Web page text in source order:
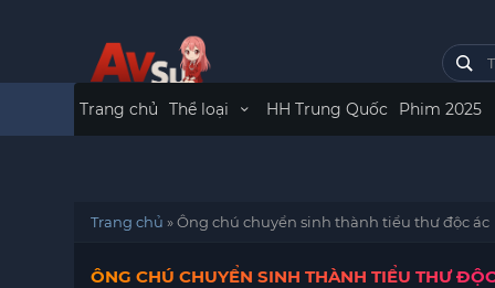
Trang chủ Thể loại HH Trung Quốc Phim 2025
Trang chủ »Ông chú chuyển sinh thành tiểu thư độc ác
ÔNG CHÚ CHUYỂN SINH THÀNH TIỂU THƯ